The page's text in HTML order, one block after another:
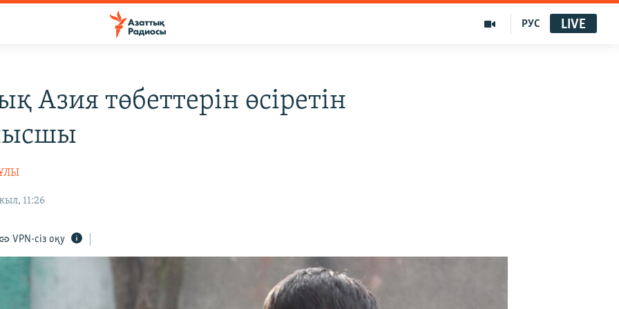
РУС LIVE
Азия төбеттерін өсіретін
11:26
VPN-сіз оқу